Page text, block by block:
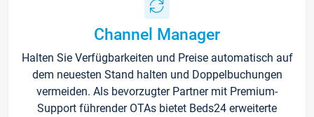
Channel Manager
Halten Sie Verfügbarkeiten und Preise automatisch auf
dem neuesten Stand halten und Doppelbuchungen
vermeiden. Als bevorzugter Partner mit Premium-
Support führender OTAs bietet Beds24 erweiterte